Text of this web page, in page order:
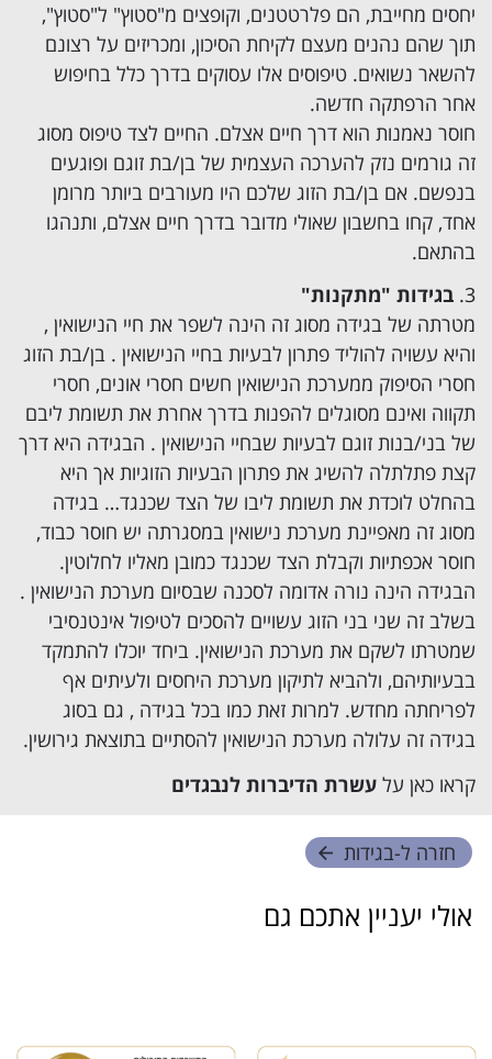
יחסים מחייבת, הם פלרטטנים, וקופצים מ"סטוץ" ל"סטוץ",
תוך שהם נהנים מעצם לקיחת הסיכון, ומכריזים על רצונם
להשאר נשואים. טיפוסים אלו עסוקים בדרך כלל בחיפוש
אחר הרפתקה חדשה.
חוסר נאמנות הוא דרך חיים אצלם. החיים לצד טיפוס מסוג
זה גורמים נזק להערכה העצמית של בן/בת זוגם ופוגעים
בנפשם. אם בן/בת הזוג שלכם היו מעורבים ביותר מרומן
אחד, קחו בחשבון שאולי מדובר בדרך חיים אצלם, ותנהגו
בהתאם.
בגידות "מתקנות"
מטרתה של בגידה מסוג זה הינה לשפר את חיי הנישואין ,
והיא עשויה להוליד פתרון לבעיות בחיי הנישואין . בן/בת הזוג
חסרי הסיפוק ממערכת הנישואין חשים חסרי אונים, חסרי
תקווה ואינם מסוגלים להפנות בדרך אחרת את תשומת ליבם
של בני/בנות זוגם לבעיות שבחיי הנישואין . הבגידה היא דרך
קצת פתלתלה להשיג את פתרון הבעיות הזוגיות אך היא
בהחלט לוכדת את תשומת ליבו של הצד שכנגד… בגידה
מסוג זה מאפיינת מערכת נישואין במסגרתה יש חוסר כבוד,
חוסר אכפתיות וקבלת הצד שכנגד כמובן מאליו לחלוטין.
הבגידה הינה נורה אדומה לסכנה שבסיום מערכת הנישואין .
בשלב זה שני בני הזוג עשויים להסכים לטיפול אינטנסיבי
שמטרתו לשקם את מערכת הנישואין. ביחד יוכלו להתמקד
בבעיותיהם, ולהביא לתיקון מערכת היחסים ולעיתים אף
לפריחתה מחדש. למרות זאת כמו בכל בגידה , גם בסוג
בגידה זה עלולה מערכת הנישואין להסתיים בתוצאת גירושין.
קראו כאן על עשרת הדיברות לנבגדים
חזרה ל-בגידות
אולי יעניין אתכם גם